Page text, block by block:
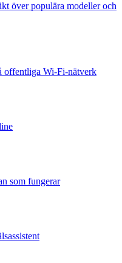
över populära modeller och
offentliga Wi-Fi-nätverk
som fungerar